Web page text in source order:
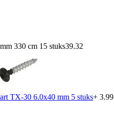
330 cm 15 stuks39.32
TX-30 6.0x40 mm 5 stuks+ 3.99